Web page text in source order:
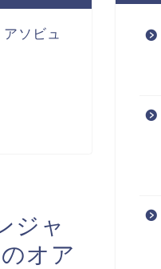
ソビュ
ジャ
オア